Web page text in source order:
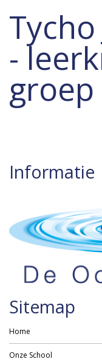
-
groep
Informatie
Sitemap
Home
Onze School